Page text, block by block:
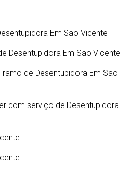
Em São Vicente
Desentupidora Em São Vicente
ramo de Desentupidora Em São
com serviço de Desentupidora